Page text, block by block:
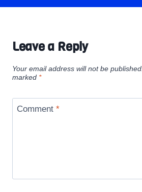
Leave a Reply
Your email address will not be published.
marked *
Comment *